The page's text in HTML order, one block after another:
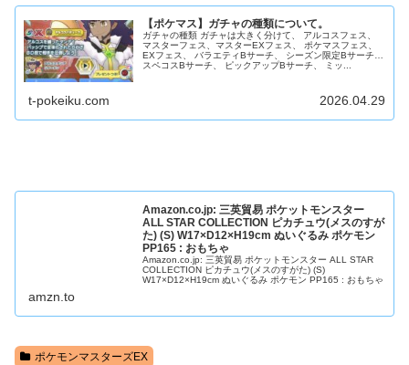
【ポケマス】ガチャの種類について。
ガチャの種類 ガチャは大きく分けて、 アルコスフェス、
マスターフェス、マスターEXフェス、 ポケマスフェス、
EXフェス、 バラエティBサーチ、 シーズン限定Bサーチ、
スペコスBサーチ、 ピックアップBサーチ、 ミッ...
t-pokeiku.com 2026.04.29
Amazon.co.jp: 三英貿易 ポケットモンスター
ALL STAR COLLECTION ピカチュウ(メスのすが
た) (S) W17×D12×H19cm ぬいぐるみ ポケモン
PP165 : おもちゃ
Amazon.co.jp: 三英貿易 ポケットモンスター ALL STAR
COLLECTION ピカチュウ(メスのすがた) (S)
W17×D12×H19cm ぬいぐるみ ポケモン PP165 : おもちゃ
amzn.to
ポケモンマスターズEX